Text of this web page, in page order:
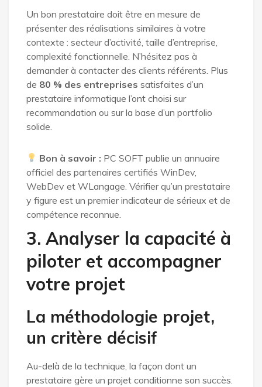
Un bon prestataire doit être en mesure de
présenter des réalisations similaires à votre
contexte : secteur d’activité, taille d’entreprise,
complexité fonctionnelle. N’hésitez pas à
demander à contacter des clients référents. Plus
de 80 % des entreprises satisfaites d’un
prestataire informatique l’ont choisi sur
recommandation ou sur la base d’un portfolio
solide.
Bon à savoir : PC SOFT publie un annuaire
officiel des partenaires certifiés WinDev,
WebDev et WLangage. Vérifier qu’un prestataire
y figure est un premier indicateur de sérieux et de
compétence reconnue.
3. Analyser la capacité à
piloter et accompagner
votre projet
La méthodologie projet,
un critère décisif
Au-delà de la technique, la façon dont un
prestataire gère un projet conditionne son succès.